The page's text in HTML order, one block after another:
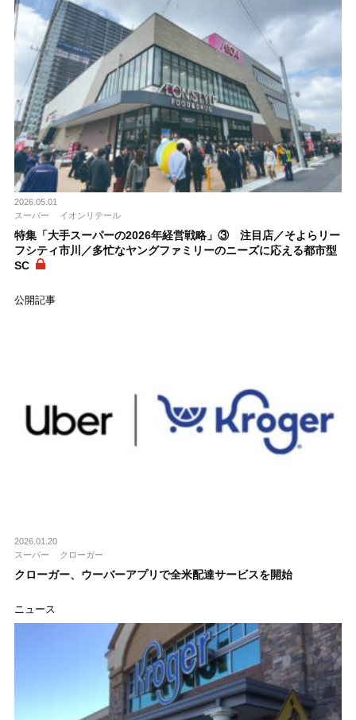
2026.05.01
スーパー
イオンリテール
特集「大手スーパーの2026年経営戦略」③ 注目店／そよらリー
フシティ市川／多忙なヤングファミリーのニーズに応える都市型
SC
公開記事
2026.01.20
スーパー
クローガー
クローガー、ウーバーアプリで全米配達サービスを開始
ニュース